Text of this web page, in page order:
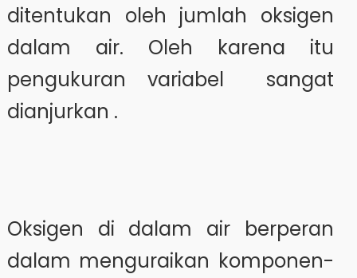
ditentukan oleh jumlah oksigen
dalam air. Oleh karena itu
pengukuran variabel sangat
dianjurkan .
Oksigen di dalam air berperan
dalam menguraikan komponen-